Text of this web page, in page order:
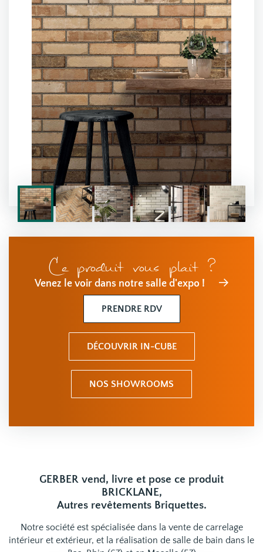
Ce produit vous plait ?
Venez le voir dans notre salle d'expo !
PRENDRE RDV
DÉCOUVRIR IN-CUBE
NOS SHOWROOMS
GERBER vend, livre et pose ce produit
BRICKLANE,
Autres revêtements Briquettes.
Notre société est spécialisée dans la vente de carrelage
intérieur et extérieur, et la réalisation de salle de bain dans le